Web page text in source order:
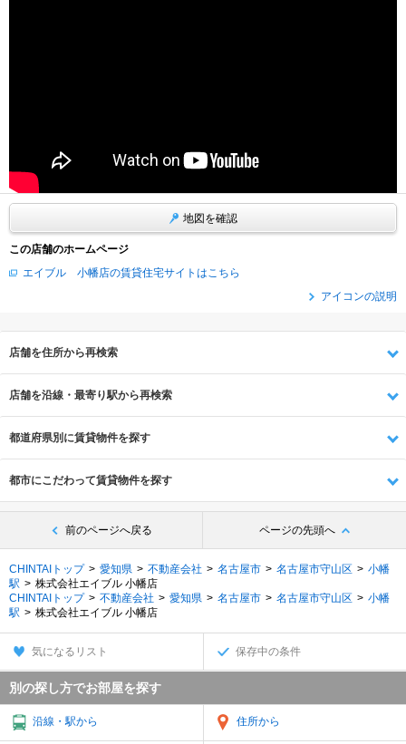
地図を確認
この店舗のホームページ
エイブル 小幡店の賃貸住宅サイトはこちら
アイコンの説明
店舗を住所から再検索
店舗を沿線・最寄り駅から再検索
都道府県別に賃貸物件を探す
都市にこだわって賃貸物件を探す
前のページへ戻る ページの先頭へ
CHINTAIトップ 愛知県 不動産会社 名古屋市 名古屋市守山区
小幡
駅
株式会社エイブル 小幡店
CHINTAIトップ
不動産会社 愛知県 名古屋市 名古屋市守山区
小幡
駅
株式会社エイブル 小幡店
気になるリスト 保存中の条件
別の探し方でお部屋を探す
沿線・駅から 住所から